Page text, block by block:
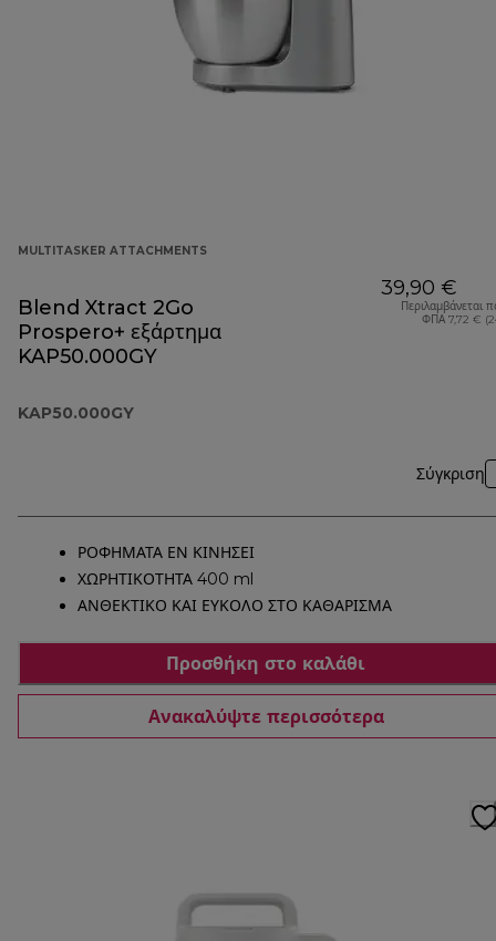
MULTITASKER ATTACHMENTS
Blend Xtract 2Go
Prospero+ εξάρτημα
KAP50.000GY
KAP50.000GY
39,90 €
Περιλαμβάνεται
ΦΠΑ 7,72 €
Σύγκριση
ΡΟΦΗΜΑΤΑ ΕΝ ΚΙΝΗΣΕΙ
ΧΩΡΗΤΙΚΟΤΗΤΑ 400 ml
ΑΝΘΕΚΤΙΚΟ ΚΑΙ ΕΥΚΟΛΟ ΣΤΟ ΚΑΘΑΡΙΣΜΑ
Προσθήκη στο καλάθι
Ανακαλύψτε περισσότερα